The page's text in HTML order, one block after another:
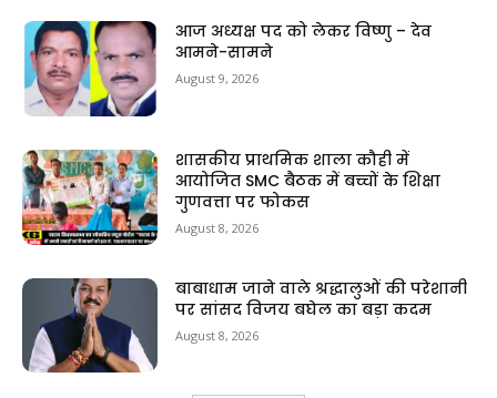
आज अध्यक्ष पद को लेकर विष्णु – देव
आमने-सामने
August 9, 2026
शासकीय प्राथमिक शाला कौही में
आयोजित SMC बैठक में बच्चों के शिक्षा
गुणवत्ता पर फोकस
August 8, 2026
बाबाधाम जाने वाले श्रद्धालुओं की परेशानी
पर सांसद विजय बघेल का बड़ा कदम
August 8, 2026